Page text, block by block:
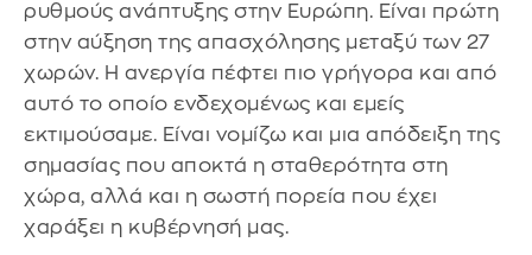
ρυθμούς ανάπτυξης στην Ευρώπη. Είναι πρώτη
στην αύξηση της απασχόλησης μεταξύ των 27
χωρών. Η ανεργία πέφτει πιο γρήγορα και από
αυτό το οποίο ενδεχομένως και εμείς
εκτιμούσαμε. Είναι νομίζω και μια απόδειξη της
σημασίας που αποκτά η σταθερότητα στη
χώρα, αλλά και η σωστή πορεία που έχει
χαράξει η κυβέρνησή μας.